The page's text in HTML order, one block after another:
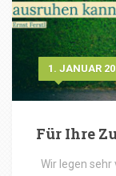
1. JANUAR
Für Ihre
Wir legen sehr